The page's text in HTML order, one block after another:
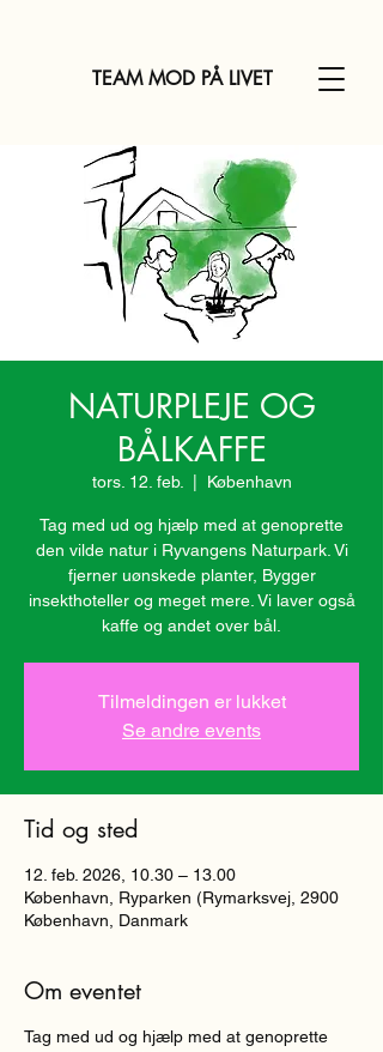
TEAM MOD PÅ LIVET
NATURPLEJE OG
BÅLKAFFE
tors. 12. feb. København
Tag med ud og hjælp med at genoprette
den vilde natur i Ryvangens Naturpark. Vi
fjerner uønskede planter, Bygger
insekthoteller og meget mere. Vi laver også
kaffe og andet over bål.
Tilmeldingen er lukket
Se andre events
Tid og sted
12. feb. 2026, 10.30 – 13.00
København, Ryparken (Rymarksvej, 2900
København, Danmark
Om eventet
Tag med ud og hjælp med at genoprette